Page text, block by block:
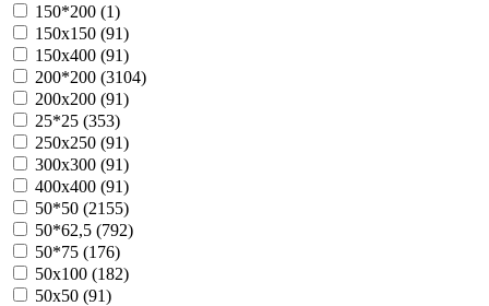
150*200 (1)
150х150 (91)
150х400 (91)
200*200 (3104)
200х200 (91)
25*25 (353)
250х250 (91)
300х300 (91)
400х400 (91)
50*50 (2155)
50*62,5 (792)
50*75 (176)
50х100 (182)
50х50 (91)